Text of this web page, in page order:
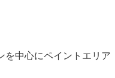
を中心にペイントエリア